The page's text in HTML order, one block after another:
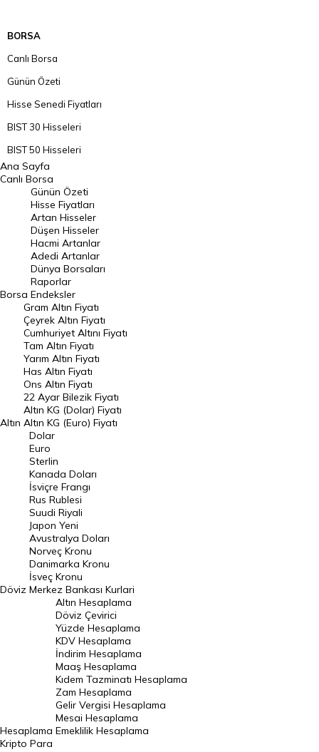
BORSA
Canlı Borsa
Günün Özeti
Hisse Senedi Fiyatları
BIST 30 Hisseleri
BIST 50 Hisseleri
BIST 100 Hisseleri
En Çok Artan Hisseler
En Çok Düşen Hisseler
Hacmi Artanlar
Geçmiş Kapanışlar
Dünya Borsaları
Raporlar
Endeksler
DÖVİZ
Döviz Kuru
Dolar Kuru
Euro Kuru
Pound Kuru
Frank Kuru
Riyal Kuru
Avustralya Doları
Danimarka Kronu Kuru
Kanada Doları Kuru
Norveç Kronu Kuru
İsveç Kronu Kuru
Japon Yeni Kuru
Serbest Piyasa Döviz Kurları
Merkez Bankası Döviz Kurları
Altın Fiyatları
Ana Sayfa
Canlı Borsa
Borsa
Günün Özeti
Hisse Fiyatları
Artan Hisseler
Düşen Hisseler
Hacmi Artanlar
Adedi Artanlar
Dünya Borsaları
Raporlar
Endeksler
Altın
Gram Altın Fiyatı
Çeyrek Altın Fiyatı
Cumhuriyet Altını Fiyatı
Tam Altın Fiyatı
Yarım Altın Fiyatı
Has Altın Fiyatı
Ons Altın Fiyatı
22 Ayar Bilezik Fiyatı
Altın KG (Dolar) Fiyatı
Altın KG (Euro) Fiyatı
Döviz
Dolar
Euro
Sterlin
Kanada Doları
İsviçre Frangı
Rus Rublesi
Suudi Riyali
Japon Yeni
Avustralya Doları
Norveç Kronu
Danimarka Kronu
İsveç Kronu
Merkez Bankası Kurlari
Hesaplama
Altın Hesaplama
Döviz Çevirici
Yüzde Hesaplama
KDV Hesaplama
İndirim Hesaplama
Maaş Hesaplama
Kıdem Tazminatı Hesaplama
Zam Hesaplama
Gelir Vergisi Hesaplama
Mesai Hesaplama
Emeklilik Hesaplama
Kripto Para